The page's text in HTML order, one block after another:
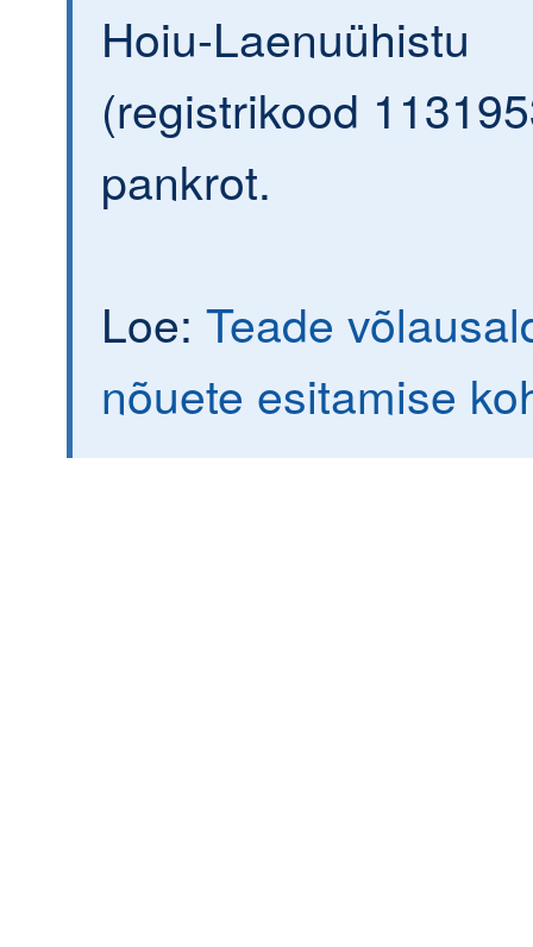
Hoiu-Laenuühistu
(registrikood
pankrot.
Loe: Teade
nõuete esitamise